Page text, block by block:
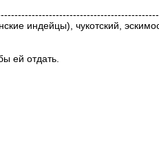
индейцы), чукотский,
ей отдать.